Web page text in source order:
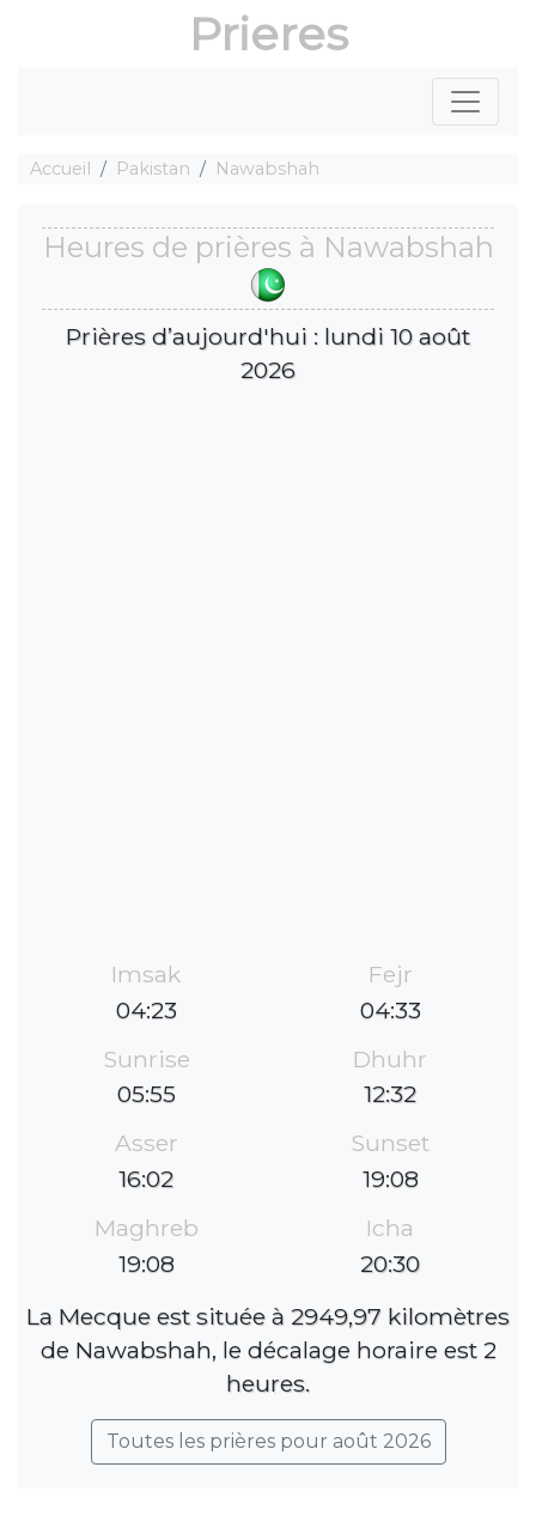
Prieres
Accueil Pakistan Nawabshah
Heures de prières à Nawabshah
Prières d’aujourd'hui : lundi 10 août
2026
Imsak
04:23
Fejr
04:33
Sunrise
05:55
Dhuhr
12:32
Asser
16:02
Sunset
19:08
Maghreb
19:08
Icha
20:30
La Mecque est située à 2949,97 kilomètres
de Nawabshah, le décalage horaire est 2
heures.
Toutes les prières pour août 2026